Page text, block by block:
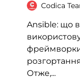
Codica
Ansible: що
Отже,...